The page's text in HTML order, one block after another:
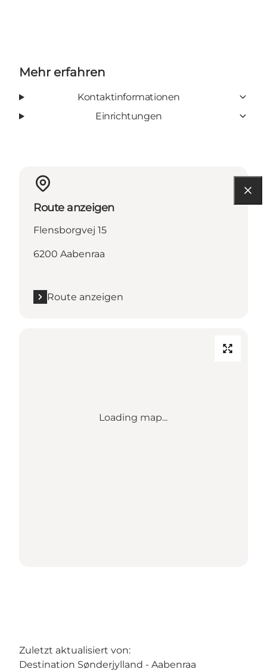
Mehr erfahren
Kontaktinformationen
Einrichtungen
Route anzeigen
Flensborgvej 15
6200 Aabenraa
Route anzeigen
Loading map...
Zuletzt aktualisiert von:
Destination Sønderjylland - Aabenraa